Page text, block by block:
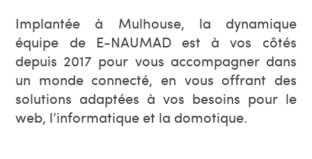
Implantée à Mulhouse, la dynamique
équipe de E-NAUMAD est à vos côtés
depuis 2017 pour vous accompagner dans
un monde connecté, en vous offrant des
solutions adaptées à vos besoins pour le
web, l’informatique et la domotique.